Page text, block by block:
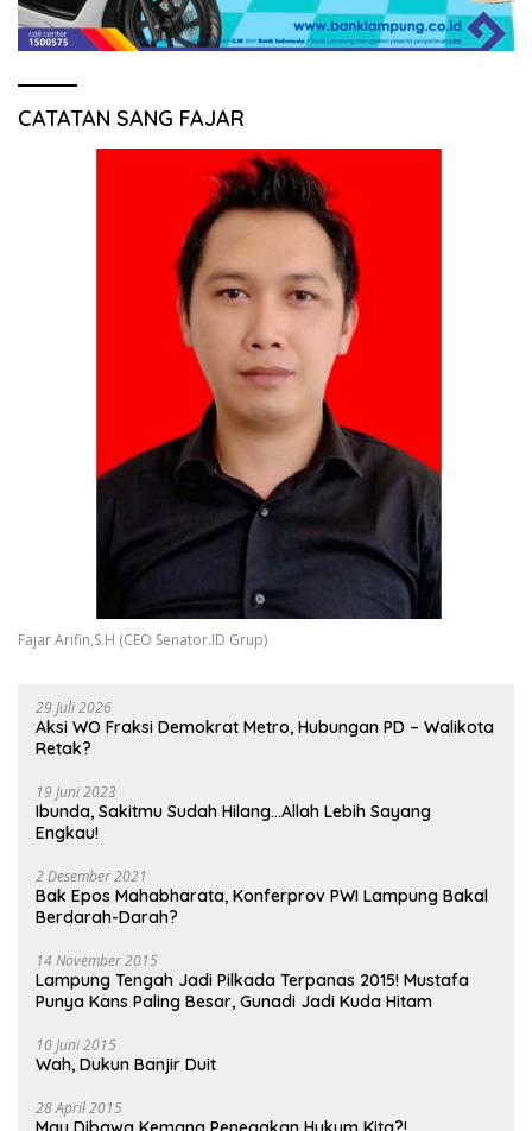
CATATAN SANG FAJAR
Fajar Arifin,S.H (CEO Senator.ID Grup)
29 Juli 2026
Aksi WO Fraksi Demokrat Metro, Hubungan PD – Walikota
Retak?
19 Juni 2023
Ibunda, Sakitmu Sudah Hilang…Allah Lebih Sayang
Engkau!
2 Desember 2021
Bak Epos Mahabharata, Konferprov PWI Lampung Bakal
Berdarah-Darah?
14 November 2015
Lampung Tengah Jadi Pilkada Terpanas 2015! Mustafa
Punya Kans Paling Besar, Gunadi Jadi Kuda Hitam
10 Juni 2015
Wah, Dukun Banjir Duit
28 April 2015